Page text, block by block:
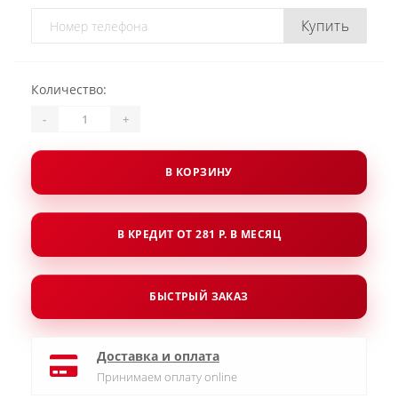
Купить
Количество:
- +
В КОРЗИНУ
В КРЕДИТ ОТ 281 Р. В МЕСЯЦ
БЫСТРЫЙ ЗАКАЗ
Доставка и оплата
Принимаем оплату online